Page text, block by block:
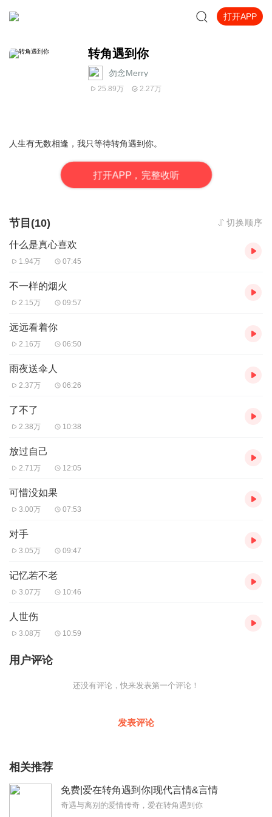
打开APP
转角遇到你
勿念Merry
25.89万 2.27万
人生有无数相逢，我只等待转角遇到你。
打开APP，完整收听
节目(10) 切换顺序
什么是真心喜欢
1.94万 07:45
不一样的烟火
2.15万 09:57
远远看着你
2.16万 06:50
雨夜送伞人
2.37万 06:26
了不了
2.38万 10:38
放过自己
2.71万 12:05
可惜没如果
3.00万 07:53
对手
3.05万 09:47
记忆若不老
3.07万 10:46
人世伤
3.08万 10:59
用户评论
还没有评论，快来发表第一个评论！
发表评论
相关推荐
免费|爱在转角遇到你|现代言情&言情
奇遇与离别的爱情传奇，爱在转角遇到你